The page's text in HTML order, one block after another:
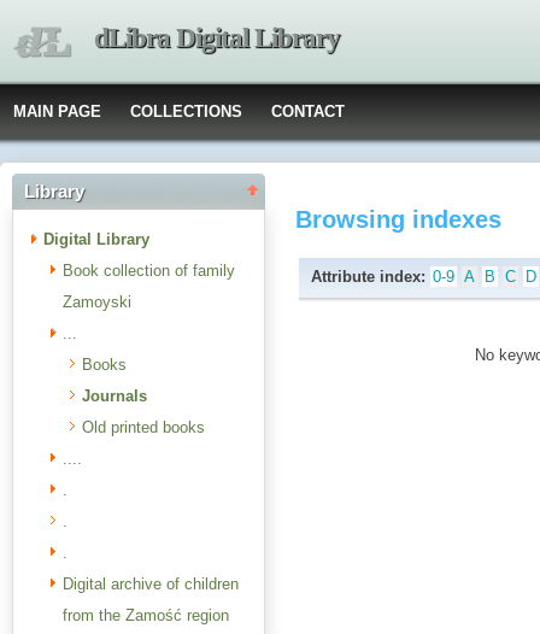
dLibra Digital Library
MAIN PAGE COLLECTIONS CONTACT
Library
Digital Library
Book collection of family
Zamoyski
...
Books
Journals
Old printed books
....
.
.
.
Digital archive of children
from the Zamość region
Browsing indexes
Attribute index: 0-9 A B C D
No